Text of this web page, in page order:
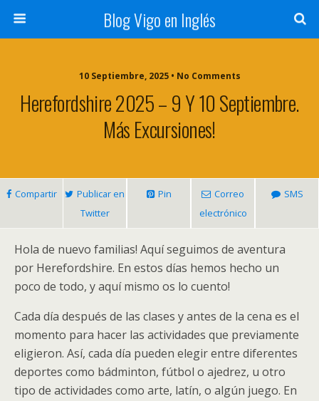
Blog Vigo en Inglés
10 Septiembre, 2025 • No Comments
Herefordshire 2025 – 9 Y 10 Septiembre.
Más Excursiones!
Compartir
Publicar en
Twitter
Pin
Correo
electrónico
SMS
Hola de nuevo familias! Aquí seguimos de aventura
por Herefordshire. En estos días hemos hecho un
poco de todo, y aquí mismo os lo cuento!
Cada día después de las clases y antes de la cena es el
momento para hacer las actividades que previamente
eligieron. Así, cada día pueden elegir entre diferentes
deportes como bádminton, fútbol o ajedrez, u otro
tipo de actividades como arte, latín, o algún juego. En